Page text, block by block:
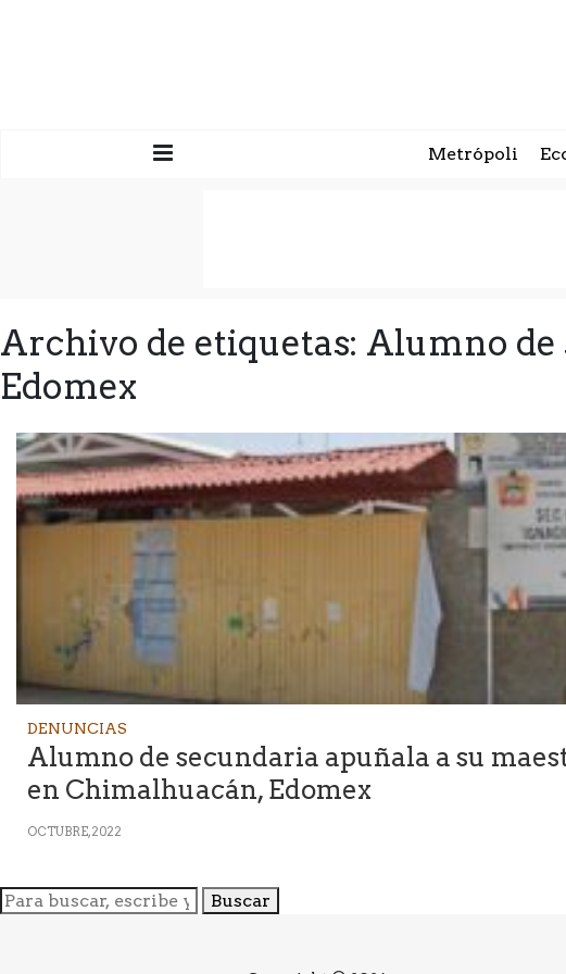
Metrópoli
Archivo de etiquetas: Alumno
Edomex
DENUNCIAS
Alumno de secundaria apuñala a su
en Chimalhuacán, Edomex
OCTUBRE, 2022
Buscar